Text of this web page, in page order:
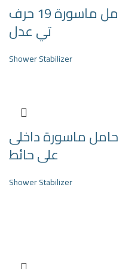
حامل ماسورة 19 حرف
تي عدل
Shower Stabilizer
حامل ماسورة داخلى
على حائط
Shower Stabilizer